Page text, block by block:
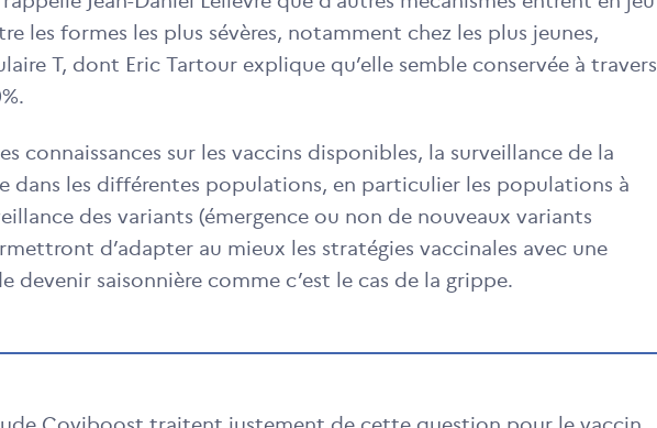
les formes les plus sévères, notamment chez les plus jeunes,
T, dont Eric Tartour explique qu’elle semble conservée à travers
connaissances sur les vaccins disponibles, la surveillance de la
dans les différentes populations, en particulier les populations à
des variants (émergence ou non de nouveaux variants
d’adapter au mieux les stratégies vaccinales avec une
devenir saisonnière comme c’est le cas de la grippe.